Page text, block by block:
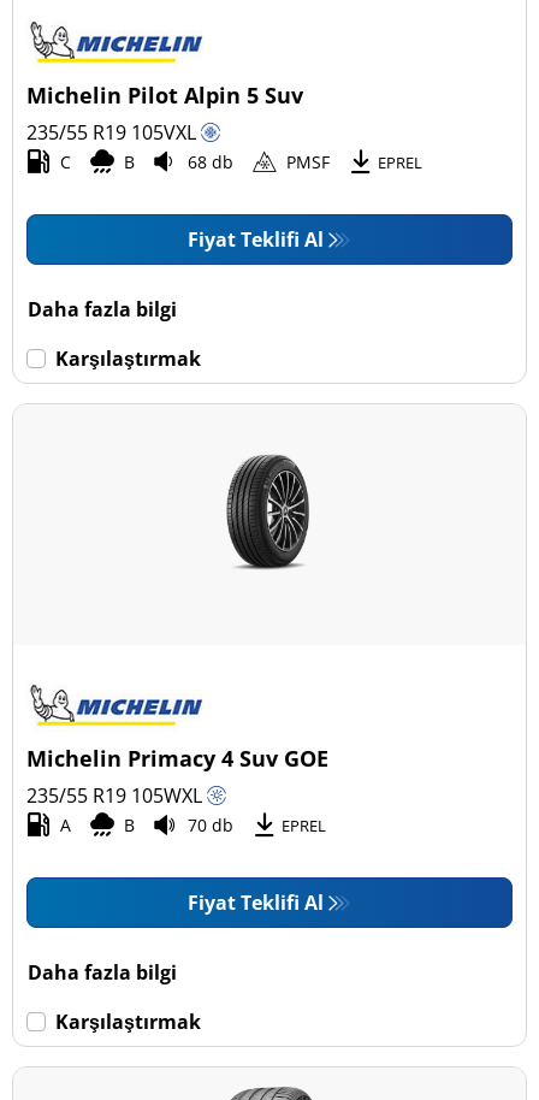
Michelin Pilot Alpin 5 Suv
235/55 R19 105VXL
C B 68 db PMSF EPREL
Fiyat Teklifi Al
Daha fazla bilgi
Karşılaştırmak
Michelin Primacy 4 Suv GOE
235/55 R19 105WXL
A B 70 db EPREL
Fiyat Teklifi Al
Daha fazla bilgi
Karşılaştırmak